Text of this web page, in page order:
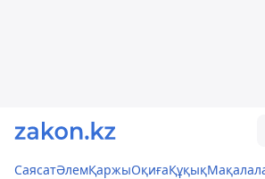
СаясатӘлемҚаржыОқиғаҚұқық